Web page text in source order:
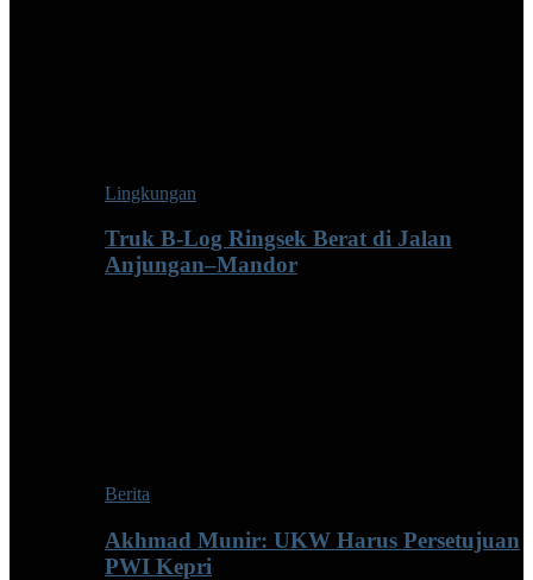
Lingkungan
Truk B-Log Ringsek Berat di Jalan
Anjungan–Mandor
Berita
Akhmad Munir: UKW Harus Persetujuan
PWI Kepri